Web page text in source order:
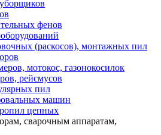
фенов
(раскосов), монтажных пил
мотокос, газонокосилок
рейсмусов
пил
машин
цепных
сварочным аппаратам,